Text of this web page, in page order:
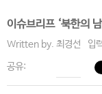
이슈브리프 ‘북한의
Written by. 최경선 입
공유: